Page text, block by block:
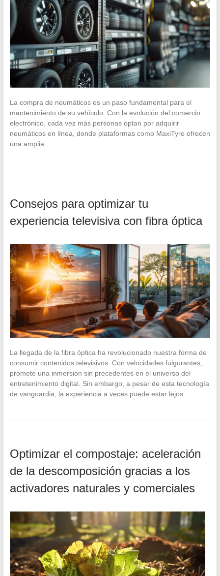
La compra de neumáticos es un paso fundamental para el
mantenimiento de su vehículo. Con la evolución del comercio
electrónico, cada vez más personas optan por adquirir
neumáticos en línea, donde plataformas como MaxiTyre ofrecen
una amplia…
Consejos para optimizar tu
experiencia televisiva con fibra óptica
La llegada de la fibra óptica ha revolucionado nuestra forma de
consumir contenidos televisivos. Con velocidades fulgurantes,
promete una inmersión sin precedentes en el universo del
entretenimiento digital. Sin embargo, a pesar de esta tecnología
de vanguardia, la experiencia a veces puede estar lejos…
Optimizar el compostaje: aceleración
de la descomposición gracias a los
activadores naturales y comerciales